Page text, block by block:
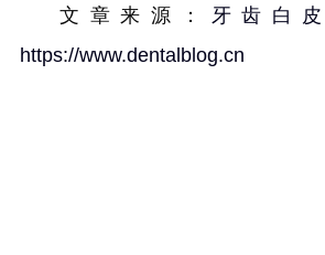
文章来源： 牙齿白
https://www.dentalblog.cn